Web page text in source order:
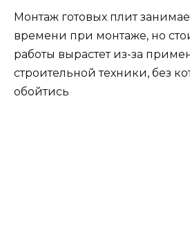
Монтаж готовых плит
времени при монтаже, но
работы вырастет из-за
строительной техники, без
обойтись